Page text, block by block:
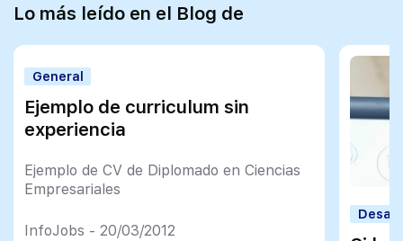
Lo más leído en el Blog de
General
Ejemplo de curriculum sin
experiencia
Ejemplo de CV de Diplomado en Ciencias
Empresariales
InfoJobs - 20/03/2012